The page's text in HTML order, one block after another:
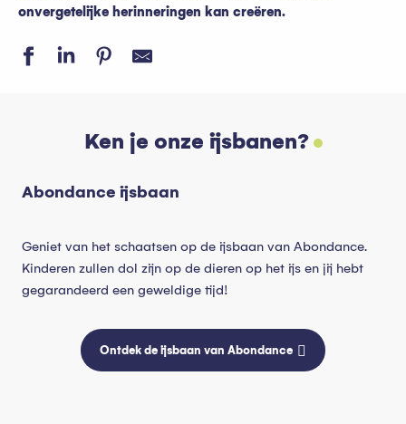
onvergetelijke herinneringen kan creëren.
Ken je onze ijsbanen?
Abondance ijsbaan
Geniet van het schaatsen op de ijsbaan van Abondance.
Kinderen zullen dol zijn op de dieren op het ijs en jij hebt
gegarandeerd een geweldige tijd!
Ontdek de ijsbaan van Abondance